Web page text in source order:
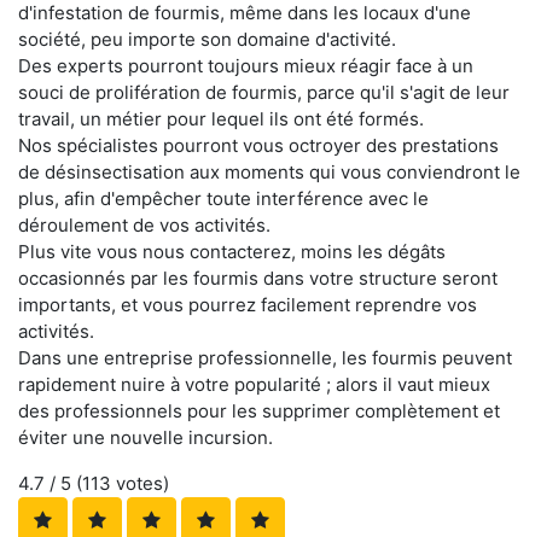
d'infestation de fourmis, même dans les locaux d'une
société, peu importe son domaine d'activité.
Des experts pourront toujours mieux réagir face à un
souci de prolifération de fourmis, parce qu'il s'agit de leur
travail, un métier pour lequel ils ont été formés.
Nos spécialistes pourront vous octroyer des prestations
de désinsectisation aux moments qui vous conviendront le
plus, afin d'empêcher toute interférence avec le
déroulement de vos activités.
Plus vite vous nous contacterez, moins les dégâts
occasionnés par les fourmis dans votre structure seront
importants, et vous pourrez facilement reprendre vos
activités.
Dans une entreprise professionnelle, les fourmis peuvent
rapidement nuire à votre popularité ; alors il vaut mieux
des professionnels pour les supprimer complètement et
éviter une nouvelle incursion.
4.7 / 5 (113 votes)